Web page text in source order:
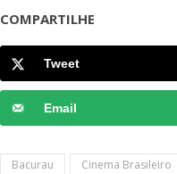
COMPARTILHE
Tweet
Email
Bacurau Cinema Brasileiro